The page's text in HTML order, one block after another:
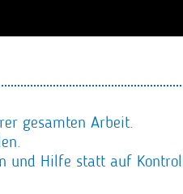
gesamten Arbeit.
und Hilfe statt auf